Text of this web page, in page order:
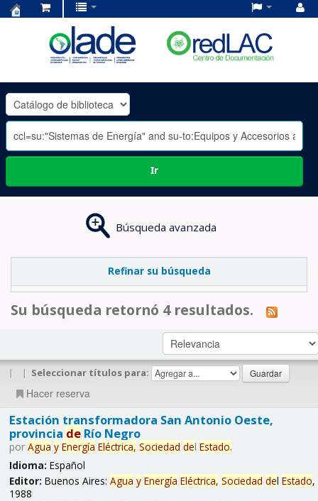
OLADE
-
Ir
Búsqueda avanzada
Refinar su búsqueda
Su búsqueda retornó 4 resultados.
| | Seleccionar títulos para:
Hacer reserva
Estación transformadora San Antonio Oeste,
provincia deRío Negro
por Agua y Energía Eléctrica, Sociedad del Estado.
Idioma: Español
Editor: Buenos Aires: Agua y Energía Eléctrica, Sociedad del Estado,
1988